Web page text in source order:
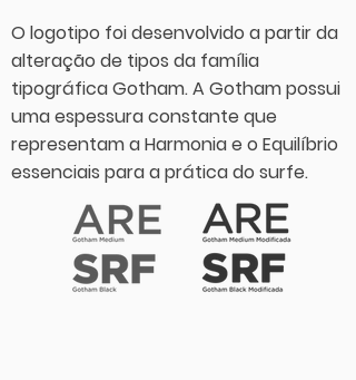
O logotipo foi desenvolvido a partir da
alteração de tipos da família
tipográfica Gotham. A Gotham possui
uma espessura constante que
representam a Harmonia e o Equilíbrio
essenciais para a prática do surfe.